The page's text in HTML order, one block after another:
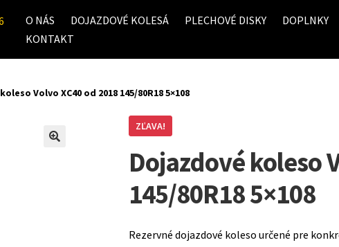
O NÁS DOJAZDOVÉ KOLESÁ PLECHOVÉ DISKY DOPLNKY
KONTAKT
Volvo XC40 od 2018 145/80R18 5×108
ZĽAVA!
Dojazdové koleso
145/80R18 5×108
Rezervné dojazdové koleso určené pre